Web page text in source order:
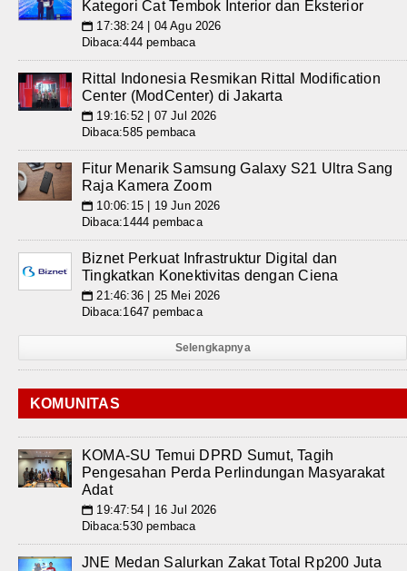
Kategori Cat Tembok Interior dan Eksterior
📅 17:38:24 | 04 Agu 2026
Dibaca:444 pembaca
Rittal Indonesia Resmikan Rittal Modification
Center (ModCenter) di Jakarta
📅 19:16:52 | 07 Jul 2026
Dibaca:585 pembaca
Fitur Menarik Samsung Galaxy S21 Ultra Sang
Raja Kamera Zoom
📅 10:06:15 | 19 Jun 2026
Dibaca:1444 pembaca
Biznet Perkuat Infrastruktur Digital dan
Tingkatkan Konektivitas dengan Ciena
📅 21:46:36 | 25 Mei 2026
Dibaca:1647 pembaca
Selengkapnya
KOMUNITAS
KOMA-SU Temui DPRD Sumut, Tagih
Pengesahan Perda Perlindungan Masyarakat
Adat
📅 19:47:54 | 16 Jul 2026
Dibaca:530 pembaca
JNE Medan Salurkan Zakat Total Rp200 Juta